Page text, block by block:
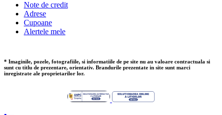
Note de credit
Adrese
Cupoane
Alertele mele
* Imaginile, pozele, fotografiile, si informatiile de pe site nu au valoare contractuala si
sunt cu titlu de prezentare, orientativ. Brandurile prezentate in site sunt marci
inregistrate ale proprietarilor lor.